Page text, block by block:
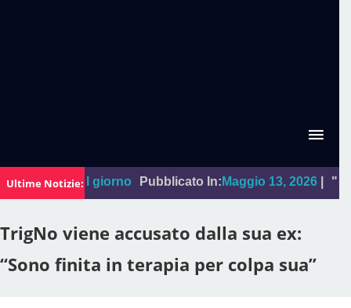
Ultime Notizie:
foto del giorno Pubblicato In:Maggio 13, 2026 | "Sal Da
TrigNo viene accusato dalla sua ex:
“Sono finita in terapia per colpa sua”